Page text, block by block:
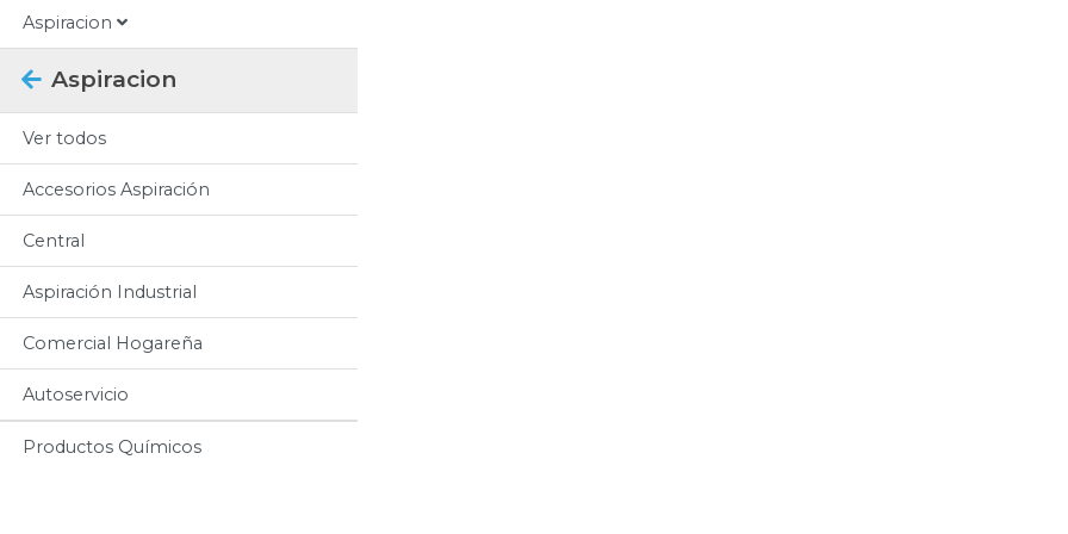
Aspiracion
Aspiracion
Ver todos
Accesorios Aspiración
Central
Aspiración Industrial
Comercial Hogareña
Autoservicio
Productos Químicos